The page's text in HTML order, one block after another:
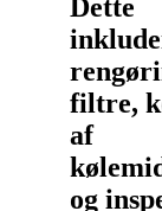
Dette
filtre,
af
og